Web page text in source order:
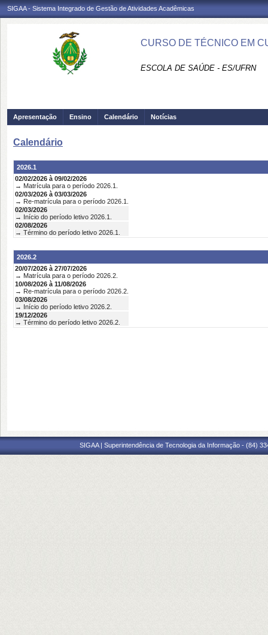
SIGAA - Sistema Integrado de Gestão de Atividades Acadêmicas
CURSO DE TÉCNICO EM
ESCOLA DE SAÚDE - ES/UFRN
Apresentação Ensino Calendário Notícias
Calendário
2026.1
02/02/2026 à 09/02/2026
→ Matrícula para o período 2026.1.
02/03/2026 à 03/03/2026
→ Re-matrícula para o período 2026.1.
02/03/2026
→ Início do período letivo 2026.1.
02/08/2026
→ Término do período letivo 2026.1.
2026.2
20/07/2026 à 27/07/2026
→ Matrícula para o período 2026.2.
10/08/2026 à 11/08/2026
→ Re-matrícula para o período 2026.2.
03/08/2026
→ Início do período letivo 2026.2.
19/12/2026
→ Término do período letivo 2026.2.
SIGAA | Superintendência de Tecnologia da Informação - (84)